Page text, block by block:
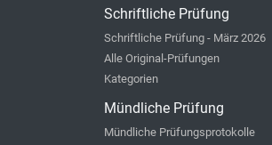
Schriftliche Prüfung
Schriftliche Prüfung - März 2026
Alle Original-Prüfungen
Kategorien
Mündliche Prüfung
Mündliche Prüfungsprotokolle